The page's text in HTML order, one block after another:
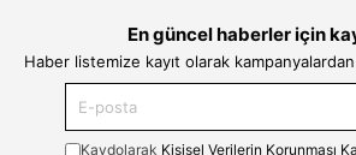
En güncel haberler için
Haber listemize kayıt olarak
Kaydolarak Kişisel Verilerin Korunması